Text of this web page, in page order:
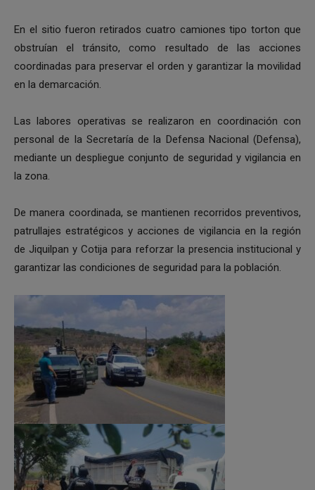
En el sitio fueron retirados cuatro camiones tipo torton que
obstruían el tránsito, como resultado de las acciones
coordinadas para preservar el orden y garantizar la movilidad
en la demarcación.
Las labores operativas se realizaron en coordinación con
personal de la Secretaría de la Defensa Nacional (Defensa),
mediante un despliegue conjunto de seguridad y vigilancia en
la zona.
De manera coordinada, se mantienen recorridos preventivos,
patrullajes estratégicos y acciones de vigilancia en la región
de Jiquilpan y Cotija para reforzar la presencia institucional y
garantizar las condiciones de seguridad para la población.